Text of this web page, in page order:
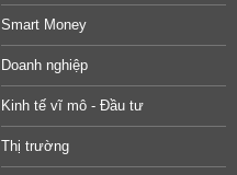
Smart Money
Doanh nghiệp
Kinh tế vĩ mô - Đầu tư
Thị trường